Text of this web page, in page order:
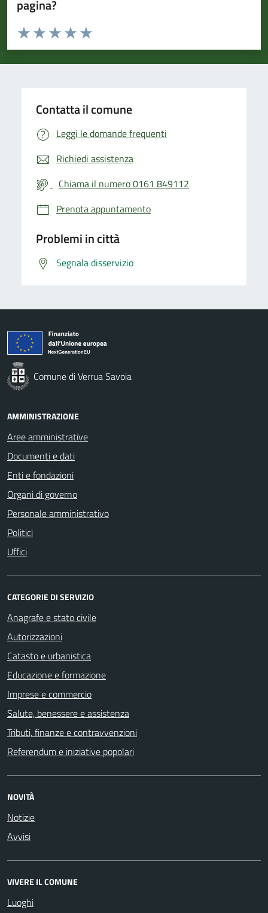
pagina?
Valuta da 1 a 5 stelle la pagina
Valuta 5 stelle su 5
Valuta 4 stelle su 5
Valuta 3 stelle su 5
Valuta 2 stelle su 5
Valuta 1 stelle su 5
Contatta il comune
Leggi le domande frequenti
Richiedi assistenza
Chiama il numero 0161 849112
Prenota appuntamento
Problemi in città
Segnala disservizio
Comune di Verrua Savoia
AMMINISTRAZIONE
Aree amministrative
Documenti e dati
Enti e fondazioni
Organi di governo
Personale amministrativo
Politici
Uffici
CATEGORIE DI SERVIZIO
Anagrafe e stato civile
Autorizzazioni
Catasto e urbanistica
Educazione e formazione
Imprese e commercio
Salute, benessere e assistenza
Tributi, finanze e contravvenzioni
Referendum e iniziative popolari
NOVITÀ
Notizie
Avvisi
VIVERE IL COMUNE
Luoghi